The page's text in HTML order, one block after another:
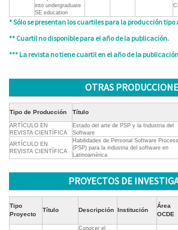
into undergraduate
SE education
* Sólo se presentan los cuartiles para la producción
** Cuartil no disponible para el año de la publicación.
*** La revista no tiene cuartil en el año de la
OTRAS
Tipo de Producción Título
ARTÍCULO EN
REVISTA CIENTÍFICA
Estado del arte de PSP y la Industria del
Software
ARTÍCULO EN
REVISTA CIENTÍFICA
Habilidades de Personal Software Process
(PSP) para la industria del software en
Latinoamérica
PROYECTOS DE
Tipo
Proyecto
Título Descripción Institución
Área
OCDE
Conocer el